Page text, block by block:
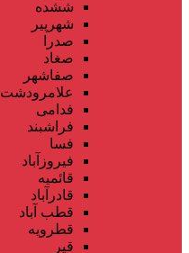
ششده
شهرپیر
صدرا
صغاد
صفاشهر
علامرودشت
فدامی
فراشبند
فسا
فیروزآباد
قائمیه
قادرآباد
قطب آباد
قطرویه
قیر